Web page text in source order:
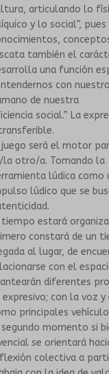
articulando lo
y lo social”,
también el
una función
con
de nuestra
social.” La
juego será el motor
otro/a. Tomando la
lúdica como
lúdico que se
tiempo estará
constará de un
al lugar, de
con el
diferentes
con la voz y
principales
segundo momento si
se orientará
colectiva a